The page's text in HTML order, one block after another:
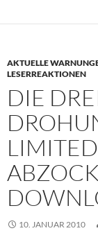
AKTUELLE
LESERREAKTIONEN
DIE
10. JANUAR 2010